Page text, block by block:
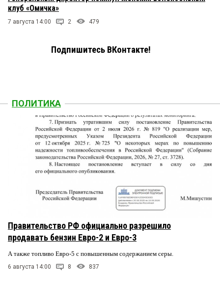
клуб «Омичка»
7 августа 14:00 2 479
Подпишитесь ВКонтакте!
ПОЛИТИКА
Правительство РФ официально разрешило
продавать бензин Евро-2 и Евро-3
А также топливо Евро-5 с повышенным содержанием серы.
6 августа 14:00 8 837